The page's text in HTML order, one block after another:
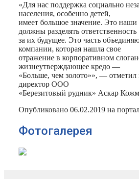
«Для нас поддержка социально
населения, особенно детей,
имеет большое значение. Это
должны разделять ответственность
за их будущее. Это часть
компании, которая нашла свое
отражение в корпоративном
жизнеутверждающее кредо —
«Больше, чем золото»», —
директор ООО
«Березитовый рудник» Аскар
Опубликовано 06.02.2019 на
Фотогалерея